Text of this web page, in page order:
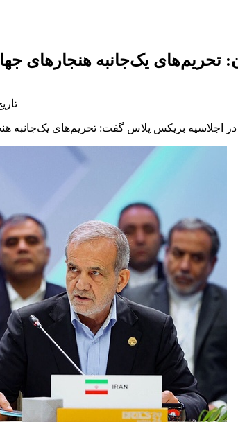
تحریم‌های یک‌جانبه هنجارهای
تاریخ
اجلاسیه بریکس پلاس گفت: تحریم‌های یک‌جانبه